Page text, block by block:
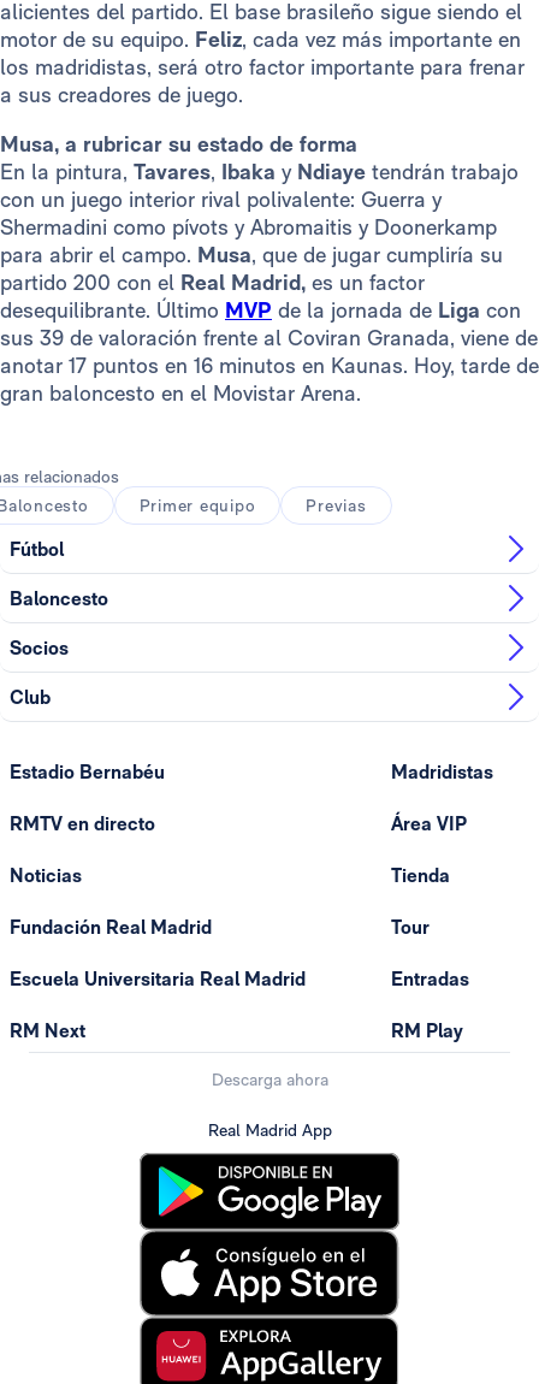
alicientes del partido. El base brasileño sigue siendo el
motor de su equipo. Feliz, cada vez más importante en
los madridistas, será otro factor importante para frenar
a sus creadores de juego.
Musa, a rubricar su estado de forma
En la pintura, Tavares, Ibaka y Ndiaye tendrán trabajo
con un juego interior rival polivalente: Guerra y
Shermadini como pívots y Abromaitis y Doonerkamp
para abrir el campo. Musa, que de jugar cumpliría su
partido 200 con el Real Madrid, es un factor
desequilibrante. Último MVP de la jornada de Liga con
sus 39 de valoración frente al Coviran Granada, viene de
anotar 17 puntos en 16 minutos en Kaunas. Hoy, tarde de
gran baloncesto en el Movistar Arena.
relacionados
Primer equipo Previas
Fútbol
Baloncesto
Socios
Club
Estadio Bernabéu
RMTV en directo
Noticias
Fundación Real Madrid
Escuela Universitaria Real Madrid
RM Next
Madridistas
Área VIP
Tienda
Tour
Entradas
RM Play
Descarga ahora
Real Madrid App